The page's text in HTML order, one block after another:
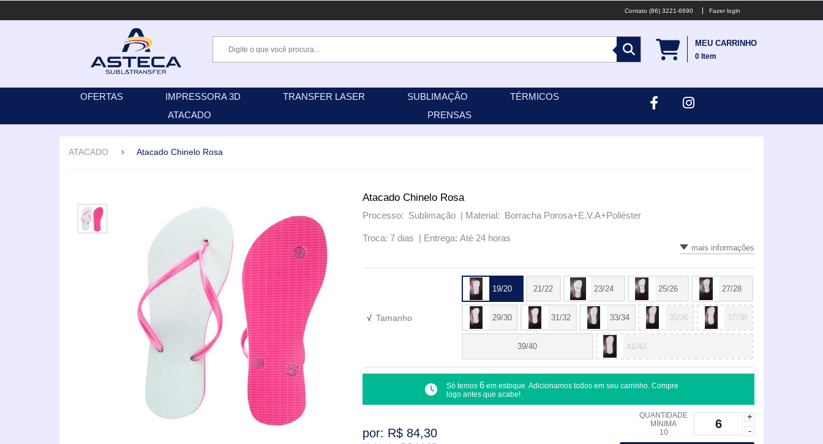
(86) 3221-6690 Fazer login
MEU CARRINHO
0 Item
OFERTAS IMPRESSORA 3D TRANSFER LASER SUBLIMAÇÃO
TÉRMICOS
ATACADO
PRENSAS
ATACADO Atacado Chinelo Rosa
Atacado Chinelo Rosa
Processo: Sublimação | Material: Borracha Porosa+E.V.A+Poliéster
Troca: 7 dias | Entrega: Até 24 horas
mais informações
√ Tamanho
19/20 21/22 23/24 25/26 27/28
29/30 31/32 33/34 35/36 37/38
39/40 41/42
Só temos 6 em estoque. Adicionamos todos em seu carrinho. Compre
logo antes que acabe!
por: R$ 84,30
QUANTIDADE
MÍNIMA
10
+
-